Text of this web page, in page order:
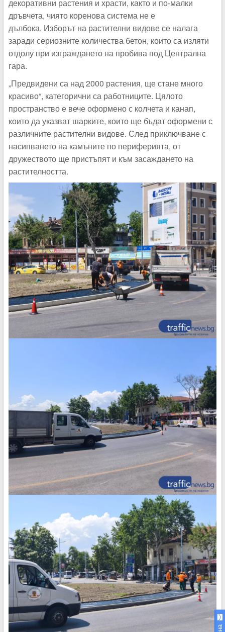
декоративни растения и храсти, както и по-малки
дръвчета, чиято коренова система не е
дълбока. Изборът на растителни видове се налага
заради сериозните количества бетон, които са изляти
отдолу при изграждането на пробива под Централна
гара.
„Предвидени са над 2000 растения, ще стане много
красиво“, категорични са работниците. Цялото
пространство е вече оформено с колчета и канап,
които да указват шарките, които ще бъдат оформени с
различните растителни видове. След приключване с
насипването на камъните по периферията, от
дружеството ще пристъпят и към засаждането на
растителността.